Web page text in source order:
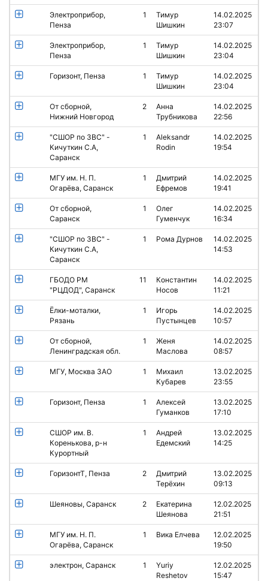
Электроприбор,
Пенза
1
Тимур
Шишкин
14.02.2025
23:07
Электроприбор,
Пенза
1
Тимур
Шишкин
14.02.2025
23:04
Горизонт, Пенза 1
Тимур
Шишкин
14.02.2025
23:04
От сборной,
Нижний Новгород
2
Анна
Трубникова
14.02.2025
22:56
"СШОР по ЗВС" -
Кичуткин С.А,
Саранск
1
Aleksandr
Rodin
14.02.2025
19:54
МГУ им. Н. П.
Огарёва, Саранск
1
Дмитрий
Ефремов
14.02.2025
19:41
От сборной,
Саранск
1
Олег
Гуменчук
14.02.2025
16:34
"СШОР по ЗВС" -
Кичуткин С.А,
Саранск
1 Рома Дурнов
14.02.2025
14:53
ГБОДО РМ
"РЦДОД", Саранск
11
Константин
Носов
14.02.2025
11:21
Ёлки-моталки,
Рязань
1
Игорь
Пустынцев
14.02.2025
10:57
От сборной,
Ленинградская обл.
1
Женя
Маслова
14.02.2025
08:57
МГУ, Москва ЗАО 1
Михаил
Кубарев
13.02.2025
23:55
Горизонт, Пенза 1
Алексей
Гуманков
13.02.2025
17:10
СШОР им. В.
Коренькова, р-н
Курортный
1
Андрей
Едемский
13.02.2025
14:25
ГоризонтТ, Пенза 2
Дмитрий
Терёхин
13.02.2025
09:13
Шеяновы, Саранск 2
Екатерина
Шеянова
12.02.2025
21:51
МГУ им. Н. П.
Огарёва, Саранск
1 Вика Елчева
12.02.2025
19:50
электрон, Саранск 1
Yuriy
Reshetov
12.02.2025
15:47